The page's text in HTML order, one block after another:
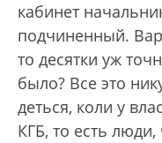
кабинет
подчиненный.
то десятки уж
было? Все это
деться, коли у
КГБ, то есть